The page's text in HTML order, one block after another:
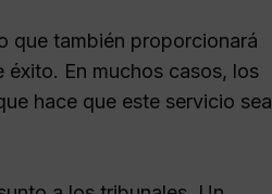
que también proporcionará
En muchos casos, los
hace que este servicio sea